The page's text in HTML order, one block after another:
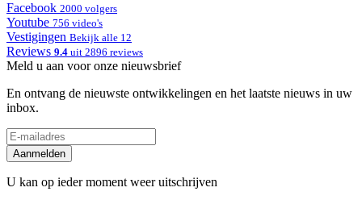
Facebook 2000 volgers
Youtube 756 video's
Vestigingen Bekijk alle 12
Reviews 9.4 uit 2896 reviews
Meld u aan voor onze nieuwsbrief
En ontvang de nieuwste ontwikkelingen en het laatste nieuws in uw
inbox.
Aanmelden
U kan op ieder moment weer uitschrijven